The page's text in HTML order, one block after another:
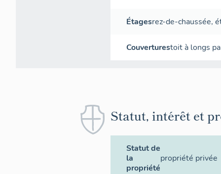
Étagesrez-de-chaussée,
Couverturestoit à longs
Statut, intérêt et
Statut de
la
propriété
propriété privée